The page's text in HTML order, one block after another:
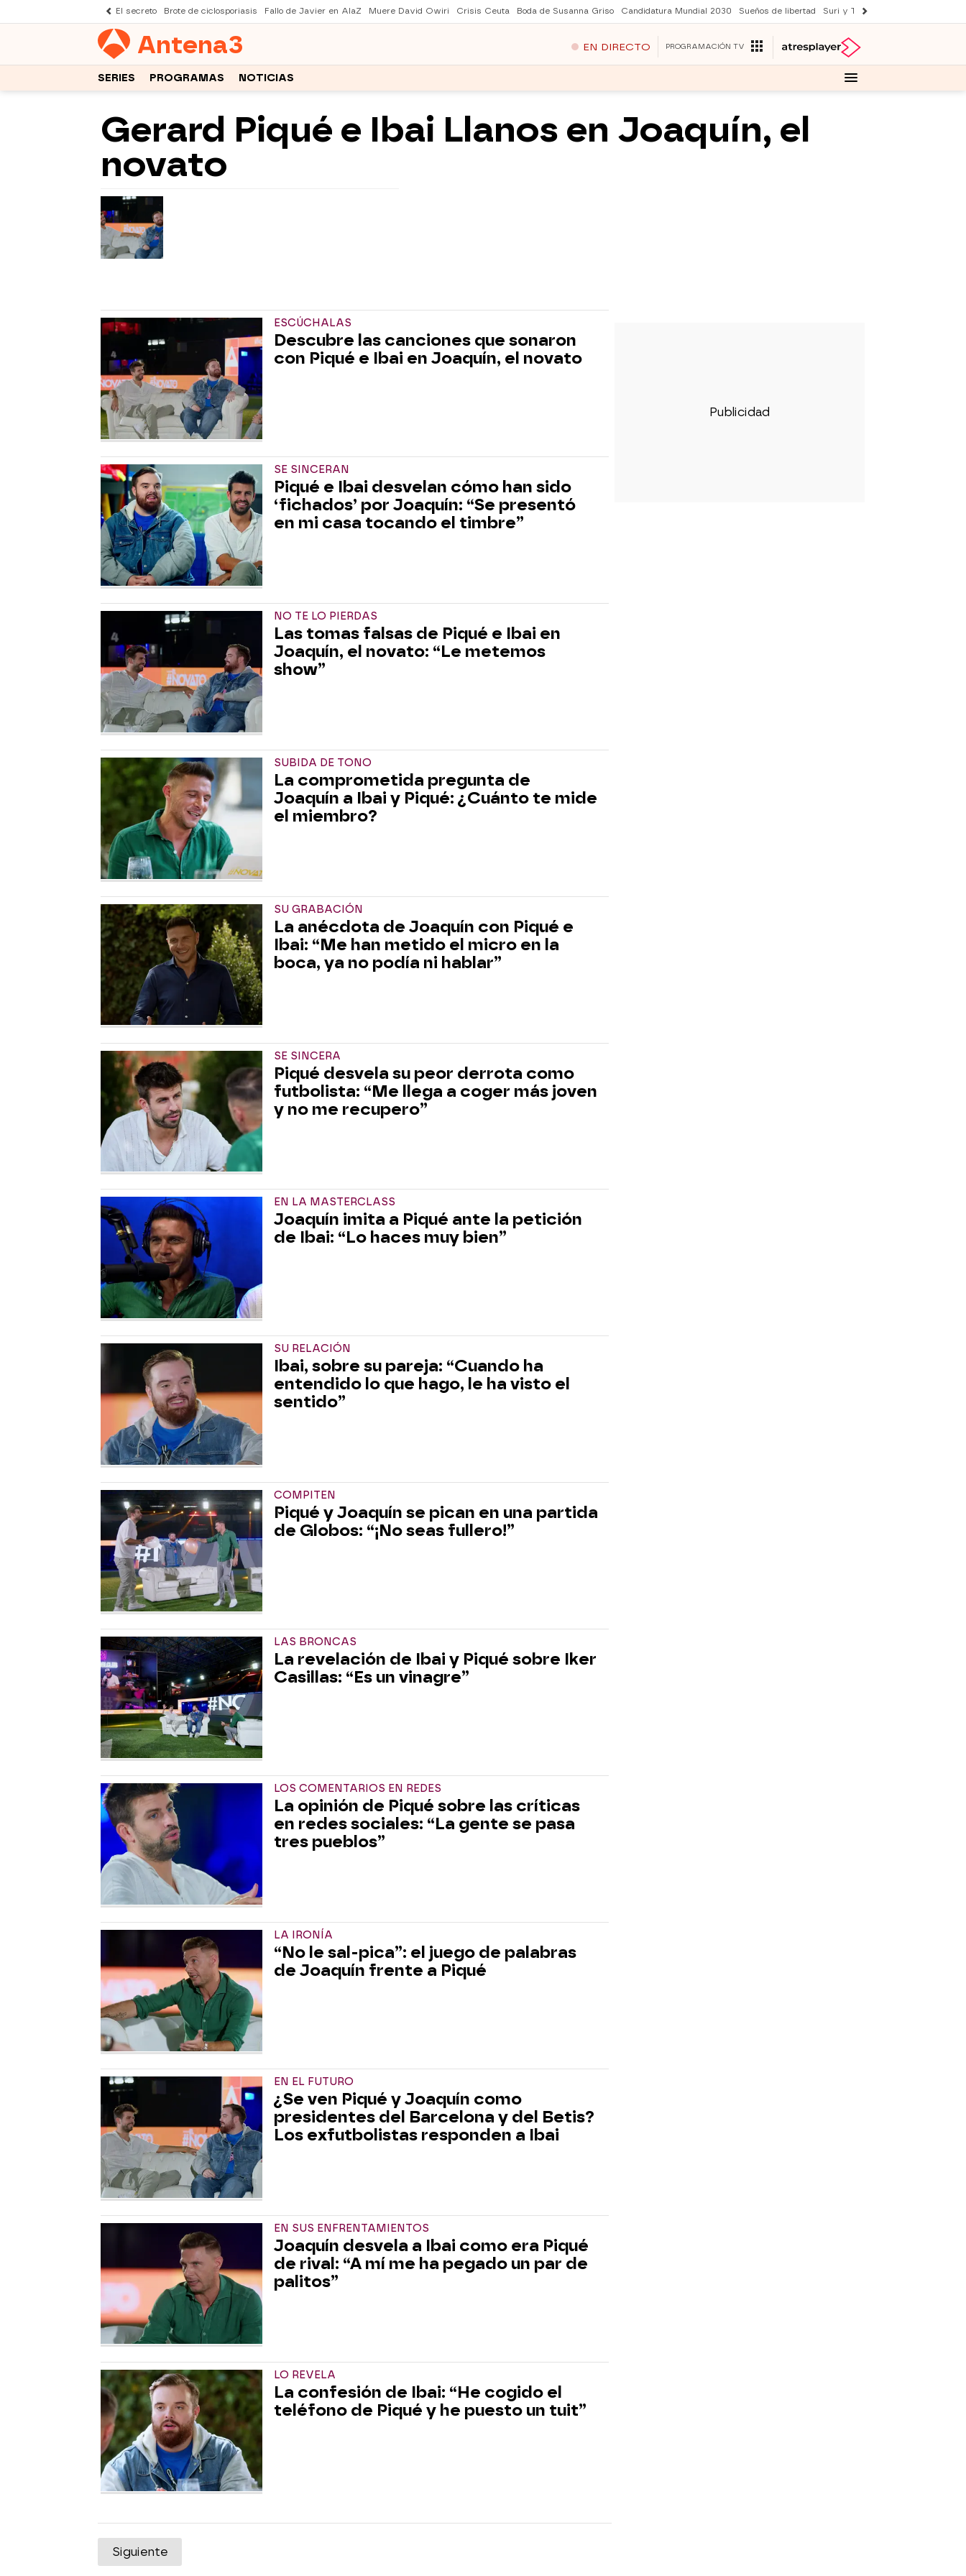
El secreto Brote de ciclosporiasis Fallo de Javier en AlaZ Muere David Owiri Crisis Ceuta Boda de Susanna Griso Candidatura Mundial 2030 Sueños de libertad Suri y Tom Cruise
Antena3 EN DIRECTO PROGRAMACIÓN TV
SERIES PROGRAMAS NOTICIAS
Gerard Piqué e Ibai Llanos en Joaquín, el
novato
ESCÚCHALAS
Descubre las canciones que sonaron
con Piqué e Ibai en Joaquín, el novato
SE SINCERAN
Piqué e Ibai desvelan cómo han sido
‘fichados’ por Joaquín: “Se presentó
en mi casa tocando el timbre”
NO TE LO PIERDAS
Las tomas falsas de Piqué e Ibai en
Joaquín, el novato: “Le metemos
show”
SUBIDA DE TONO
La comprometida pregunta de
Joaquín a Ibai y Piqué: ¿Cuánto te mide
el miembro?
SU GRABACIÓN
La anécdota de Joaquín con Piqué e
Ibai: “Me han metido el micro en la
boca, ya no podía ni hablar”
SE SINCERA
Piqué desvela su peor derrota como
futbolista: “Me llega a coger más joven
y no me recupero”
EN LA MASTERCLASS
Joaquín imita a Piqué ante la petición
de Ibai: “Lo haces muy bien”
SU RELACIÓN
Ibai, sobre su pareja: “Cuando ha
entendido lo que hago, le ha visto el
sentido”
COMPITEN
Piqué y Joaquín se pican en una partida
de Globos: “¡No seas fullero!”
LAS BRONCAS
La revelación de Ibai y Piqué sobre Iker
Casillas: “Es un vinagre”
LOS COMENTARIOS EN REDES
La opinión de Piqué sobre las críticas
en redes sociales: “La gente se pasa
tres pueblos”
LA IRONÍA
“No le sal-pica”: el juego de palabras
de Joaquín frente a Piqué
EN EL FUTURO
¿Se ven Piqué y Joaquín como
presidentes del Barcelona y del Betis?
Los exfutbolistas responden a Ibai
EN SUS ENFRENTAMIENTOS
Joaquín desvela a Ibai como era Piqué
de rival: “A mí me ha pegado un par de
palitos”
LO REVELA
La confesión de Ibai: “He cogido el
teléfono de Piqué y he puesto un tuit”
Siguiente